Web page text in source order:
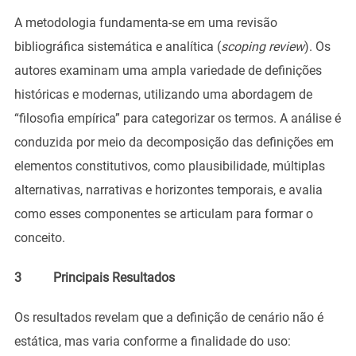
A metodologia fundamenta-se em uma revisão
bibliográfica sistemática e analítica (scoping review). Os
autores examinam uma ampla variedade de definições
históricas e modernas, utilizando uma abordagem de
“filosofia empírica” para categorizar os termos. A análise é
conduzida por meio da decomposição das definições em
elementos constitutivos, como plausibilidade, múltiplas
alternativas, narrativas e horizontes temporais, e avalia
como esses componentes se articulam para formar o
conceito.
3 Principais Resultados
Os resultados revelam que a definição de cenário não é
estática, mas varia conforme a finalidade do uso: